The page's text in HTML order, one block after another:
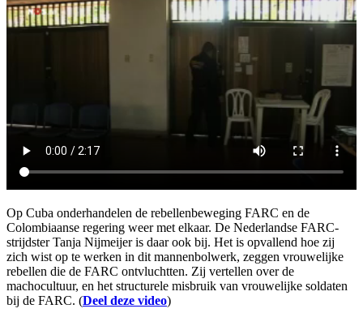
Op Cuba onderhandelen de rebellenbeweging FARC en de
Colombiaanse regering weer met elkaar. De Nederlandse FARC-
strijdster Tanja Nijmeijer is daar ook bij. Het is opvallend hoe zij
zich wist op te werken in dit mannenbolwerk, zeggen vrouwelijke
rebellen die de FARC ontvluchtten. Zij vertellen over de
machocultuur, en het structurele misbruik van vrouwelijke soldaten
bij de FARC. (Deel deze video)